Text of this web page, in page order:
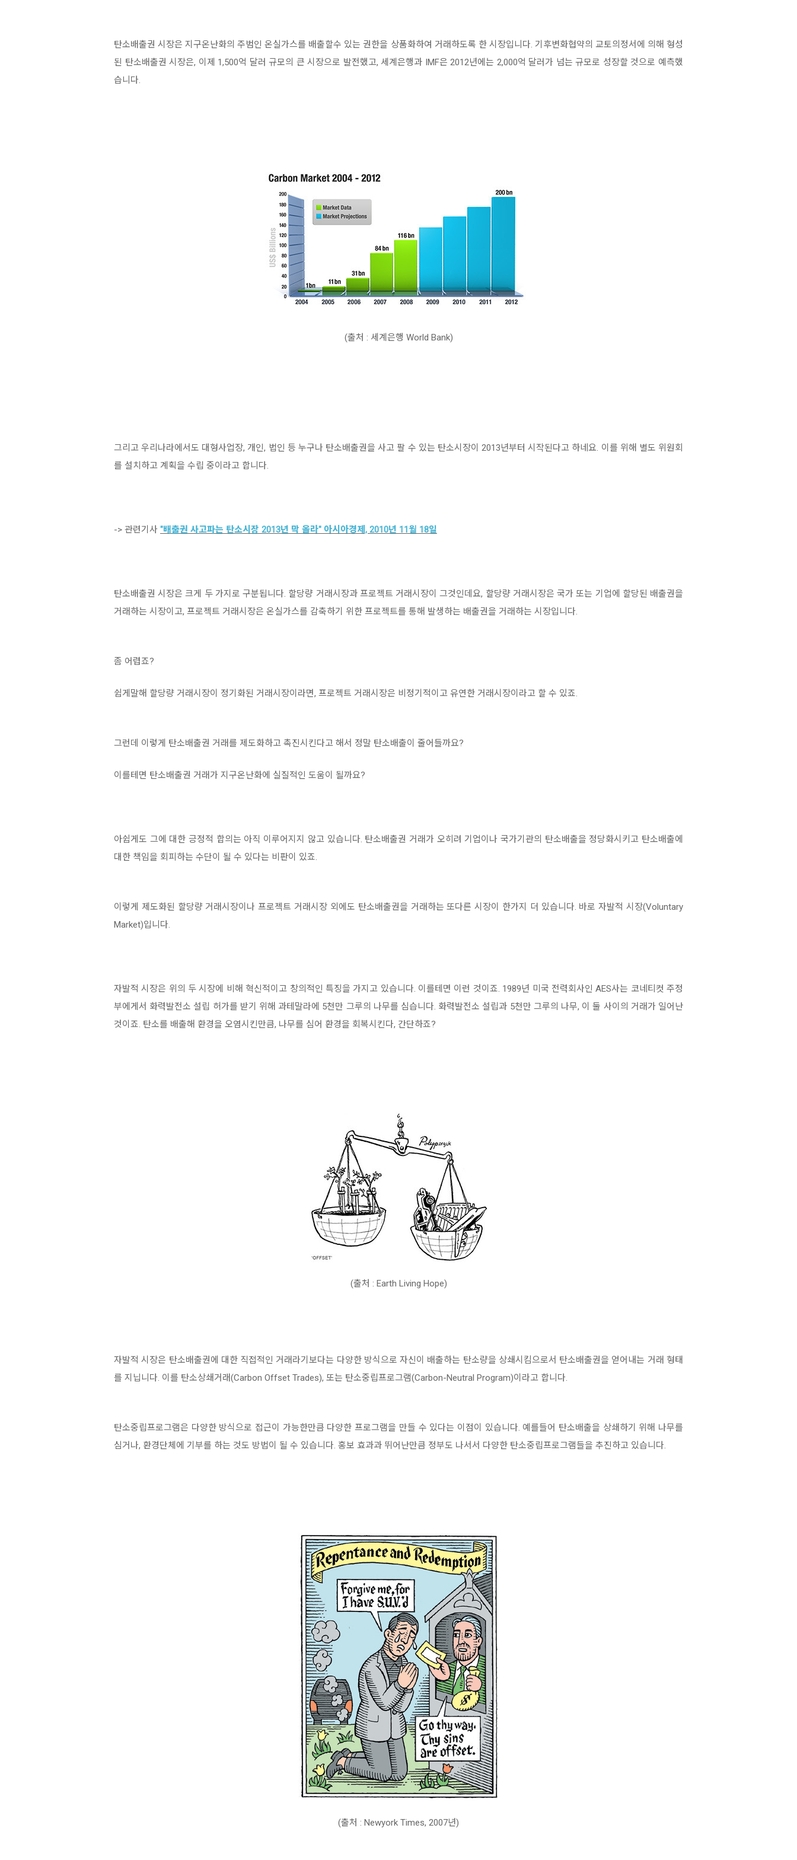
탄소배출권 시장은 지구온난화의 주범인 온실가스를 배출할수 있는 권한을 상품화하여 거래하도록 한 시장입니다. 기후변화협약의 교토의정서에 의해 형성
된 탄소배출권 시장은, 이제 1,500억 달러 규모의 큰 시장으로 발전했고, 세계은행과 IMF은 2012년에는 2,000억 달러가 넘는 규모로 성장할 것으로 예측했
습니다.
(출처 : 세계은행 World Bank)
그리고 우리나라에서도 대형사업장, 개인, 법인 등 누구나 탄소배출권을 사고 팔 수 있는 탄소시장이 2013년부터 시작된다고 하네요. 이를 위해 별도 위원회
를 설치하고 계획을 수립 중이라고 합니다.
-> 관련기사 "배출권 사고파는 탄소시장 2013년 막 올라" 아시아경제, 2010년 11월 18일
탄소배출권 시장은 크게 두 가지로 구분됩니다. 할당량 거래시장과 프로젝트 거래시장이 그것인데요, 할당량 거래시장은 국가 또는 기업에 할당된 배출권을
거래하는 시장이고, 프로젝트 거래시장은 온실가스를 감축하기 위한 프로젝트를 통해 발생하는 배출권을 거래하는 시장입니다.
좀 어렵죠?
쉽게말해 할당량 거래시장이 정기화된 거래시장이라면, 프로젝트 거래시장은 비정기적이고 유연한 거래시장이라고 할 수 있죠.
그런데 이렇게 탄소배출권 거래를 제도화하고 촉진시킨다고 해서 정말 탄소배출이 줄어들까요?
이를테면 탄소배출권 거래가 지구온난화에 실질적인 도움이 될까요?
아쉽게도 그에 대한 긍정적 합의는 아직 이루어지지 않고 있습니다. 탄소배출권 거래가 오히려 기업이나 국가기관의 탄소배출을 정당화시키고 탄소배출에
대한 책임을 회피하는 수단이 될 수 있다는 비판이 있죠.
이렇게 제도화된 할당량 거래시장이나 프로젝트 거래시장 외에도 탄소배출권을 거래하는 또다른 시장이 한가지 더 있습니다. 바로 자발적 시장(Voluntary
Market)입니다.
자발적 시장은 위의 두 시장에 비해 혁신적이고 창의적인 특징을 가지고 있습니다. 이를테면 이런 것이죠. 1989년 미국 전력회사인 AES사는 코네티컷 주정
부에게서 화력발전소 설립 허가를 받기 위해 과테말라에 5천만 그루의 나무를 심습니다. 화력발전소 설립과 5천만 그루의 나무, 이 둘 사이의 거래가 일어난
것이죠. 탄소를 배출해 환경을 오염시킨만큼, 나무를 심어 환경을 회복시킨다, 간단하죠?
(출처 : Earth Living Hope)
자발적 시장은 탄소배출권에 대한 직접적인 거래라기보다는 다양한 방식으로 자신이 배출하는 탄소량을 상쇄시킴으로서 탄소배출권을 얻어내는 거래 형태
를 지닙니다. 이를 탄소상쇄거래(Carbon Offset Trades), 또는 탄소중립프로그램(Carbon-Neutral Program)이라고 합니다.
탄소중립프로그램은 다양한 방식으로 접근이 가능한만큼 다양한 프로그램을 만들 수 있다는 이점이 있습니다. 예를들어 탄소배출을 상쇄하기 위해 나무를
심거나, 환경단체에 기부를 하는 것도 방법이 될 수 있습니다. 홍보 효과과 뛰어난만큼 정부도 나서서 다양한 탄소중립프로그램들을 추진하고 있습니다.
(출처 : Newyork Times, 2007년)